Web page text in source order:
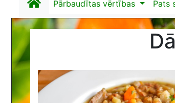
Pārbaudītas vērtības Pats